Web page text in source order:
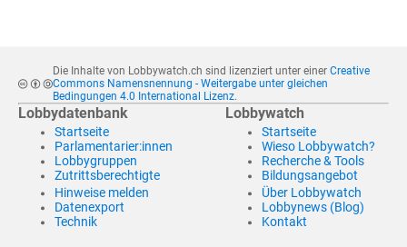
Die Inhalte von Lobbywatch.ch sind lizenziert unter einer Creative
Commons Namensnennung - Weitergabe unter gleichen
Bedingungen 4.0 International Lizenz.
Lobbydatenbank
Startseite
Parlamentarier:innen
Lobbygruppen
Zutrittsberechtigte
Hinweise melden
Datenexport
Technik
Lobbywatch
Startseite
Wieso Lobbywatch?
Recherche & Tools
Bildungsangebot
Über Lobbywatch
Lobbynews (Blog)
Kontakt